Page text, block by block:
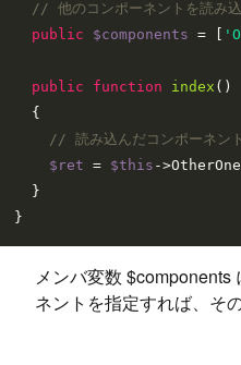
// 他のコンポーネントを読み
public
$components = [
public function index ( )
{
// 読み込んだコンポーネン
$ret = $this -
  }
メンバ変数 $components
ネントを指定すれば、そ